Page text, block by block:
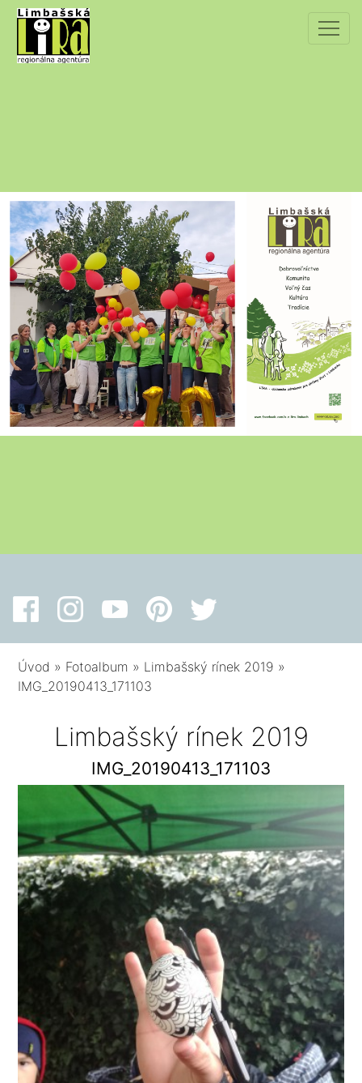
Úvod » Fotoalbum » Limbašský rínek 2019 »
IMG_20190413_171103
Limbašský rínek 2019
IMG_20190413_171103